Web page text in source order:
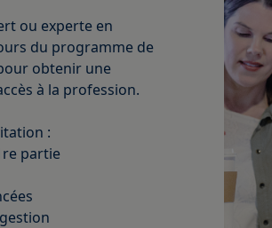
ou experte en
du programme de
obtenir une
à la profession.
:
partie